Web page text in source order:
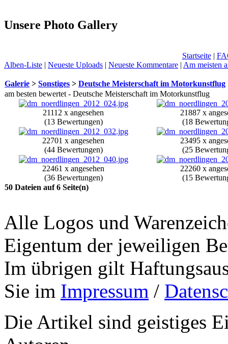
Unsere Photo Gallery
Startseite|
Alben-Liste | Neueste Uploads | Neueste Kommentare | Am meisten
Galerie > Sonstiges > Deutsche Meisterschaft im Motorkunstflug
am besten bewertet - Deutsche Meisterschaft im Motorkunstflug
21112 x angesehen
(13 Bewertungen)
21887 x
(18
22701 x angesehen
(44 Bewertungen)
23495 x
(25
22461 x angesehen
(36 Bewertungen)
22260 x
(15
50 Dateien auf 6 Seite(n)
Alle Logos und
Eigentum der jeweiligen
Im übrigen gilt
Sie im Impressum /
Die Artikel sind geistiges